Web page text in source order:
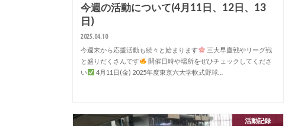
今週の活動について(4月11日、12日、13
日)
2025.04.10
今週末から応援活動も続々と始まります
三大早慶戦やリーグ戦
と盛りだくさんです
開催日時や場所をぜひチェックしてくださ
い
4月11日(金) 2025年度東京六大学軟式野球…
活動記録